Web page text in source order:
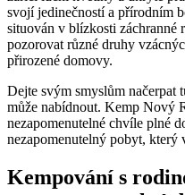
svojí jedinečností a přírodním
situován v blízkosti záchranné
pozorovat různé druhy
přirozené domovy.
Dejte svým smyslům načerpat
může nabídnout. Kemp Nový
nezapomenutelné chvíle plné
nezapomenutelný pobyt, který
Kempování s